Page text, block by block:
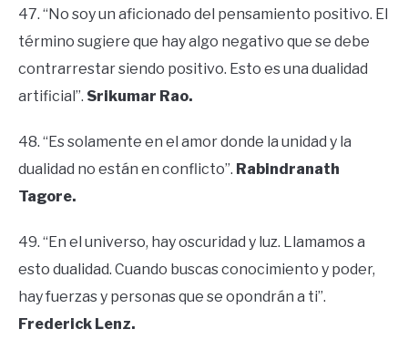
47. “No soy un aficionado del pensamiento positivo. El
término sugiere que hay algo negativo que se debe
contrarrestar siendo positivo. Esto es una dualidad
artificial”. Srikumar Rao.
48. “Es solamente en el amor donde la unidad y la
dualidad no están en conflicto”. Rabindranath
Tagore.
49. “En el universo, hay oscuridad y luz. Llamamos a
esto dualidad. Cuando buscas conocimiento y poder,
hay fuerzas y personas que se opondrán a ti”.
Frederick Lenz.